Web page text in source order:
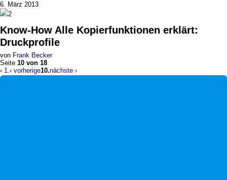
6. März 2013
2
Know-How Alle Kopierfunktionen erklärt:
Druckprofile
von Frank Becker
Seite 10 von 18
‹ 1.‹ vorherige10.nächste ›